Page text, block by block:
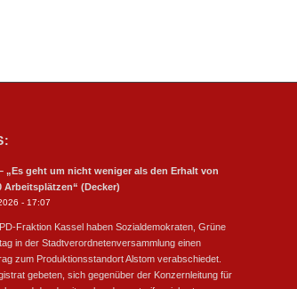
„Es geht um nicht weniger als den Erhalt von
Arbeitsplätzen“ (Decker)
- 17:07
Fraktion Kassel haben Sozialdemokraten, Grüne
in der Stadtverordnetenversammlung einen
zum Produktionsstandort Alstom verabschiedet.
gebeten, sich gegenüber der Konzernleitung für